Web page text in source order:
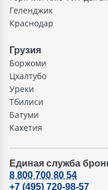
Геленджик
Краснодар
Грузия
Боржоми
Цхалтубо
Уреки
Тбилиси
Батуми
Кахетия
Единая служба
8 800 700 80 54
+7 (495) 720-98-57